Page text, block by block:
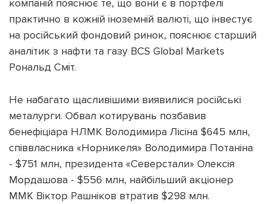
компаній пояснює те, що вони є в портфелі
практично в кожній іноземній валюті, що інвестує
на російський фондовий ринок, пояснює старший
аналітик з нафти та газу BCS Global Markets
Рональд Сміт.
Не набагато щасливішими виявилися російські
металурги. Обвал котирувань позбавив
бенефіціара НЛМК Володимира Лісіна $645 млн,
співвласника «Норникеля» Володимира Потаніна
- $751 млн, президента «Северстали» Олексія
Мордашова - $556 млн, найбільший акціонер
ММК Віктор Рашніков втратив $298 млн.